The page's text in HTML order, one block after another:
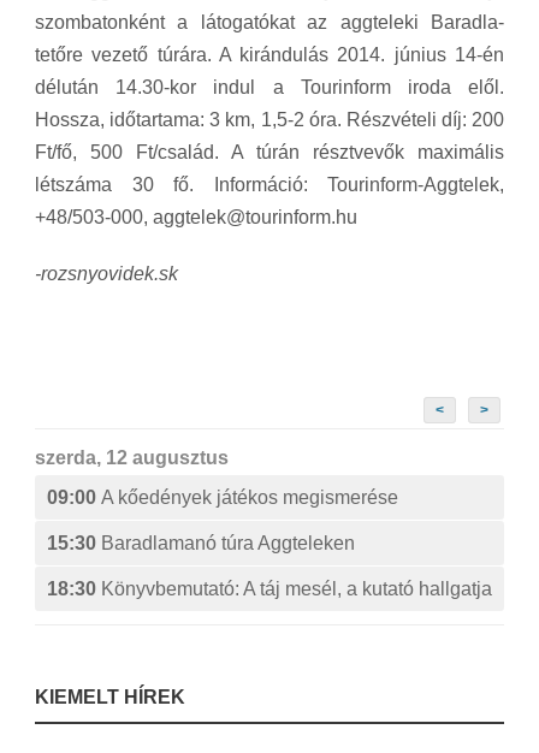
szombatonként a látogatókat az aggteleki Baradla-
tetőre vezető túrára. A kirándulás 2014. június 14-én
délután 14.30-kor indul a Tourinform iroda elől.
Hossza, időtartama: 3 km, 1,5-2 óra. Részvételi díj: 200
Ft/fő, 500 Ft/család. A túrán résztvevők maximális
létszáma 30 fő. Információ: Tourinform-Aggtelek,
+48/503-000, aggtelek@tourinform.hu
-rozsnyovidek.sk
< >
szerda, 12 augusztus
09:00 A kőedények játékos megismerése
15:30 Baradlamanó túra Aggteleken
18:30 Könyvbemutató: A táj mesél, a kutató hallgatja
KIEMELT HÍREK